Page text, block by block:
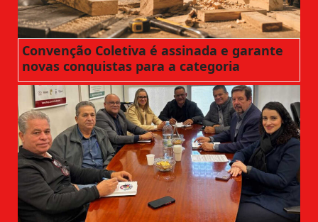
Convenção Coletiva é assinada e garante
novas conquistas para a categoria